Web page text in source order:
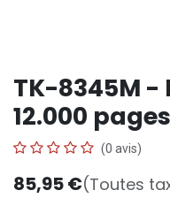
TK-8345M
12.000 pages
(0 avis)
85,95€(Toutes